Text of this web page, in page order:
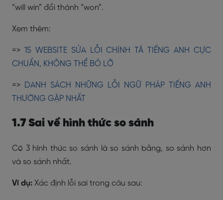
“will win” đổi thành “won”.
Xem thêm:
=> 15 WEBSITE SỬA LỖI CHÍNH TẢ TIẾNG ANH CỰC
CHUẨN, KHÔNG THỂ BỎ LỠ
=> DANH SÁCH NHỮNG LỖI NGỮ PHÁP TIẾNG ANH
THƯỜNG GẶP NHẤT
1.7 Sai về hình thức so sánh
Có 3 hình thức so sánh là so sánh bằng, so sánh hơn
và so sánh nhất.
Ví dụ: Xác định lỗi sai trong câu sau: